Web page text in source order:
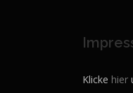
Klicke hier